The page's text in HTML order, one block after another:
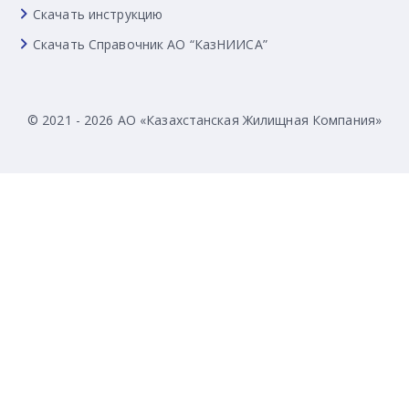
Скачать инструкцию
Скачать Справочник АО “КазНИИСА”
© 2021 - 2026 АО «Казахстанская Жилищная Компания»